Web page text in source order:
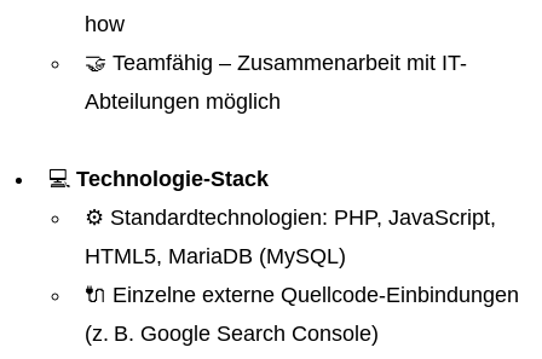
how
🤝 Teamfähig – Zusammenarbeit mit IT-
Abteilungen möglich
💻 Technologie-Stack
⚙️ Standardtechnologien: PHP, JavaScript,
HTML5, MariaDB (MySQL)
🔌 Einzelne externe Quellcode-Einbindungen
(z. B. Google Search Console)